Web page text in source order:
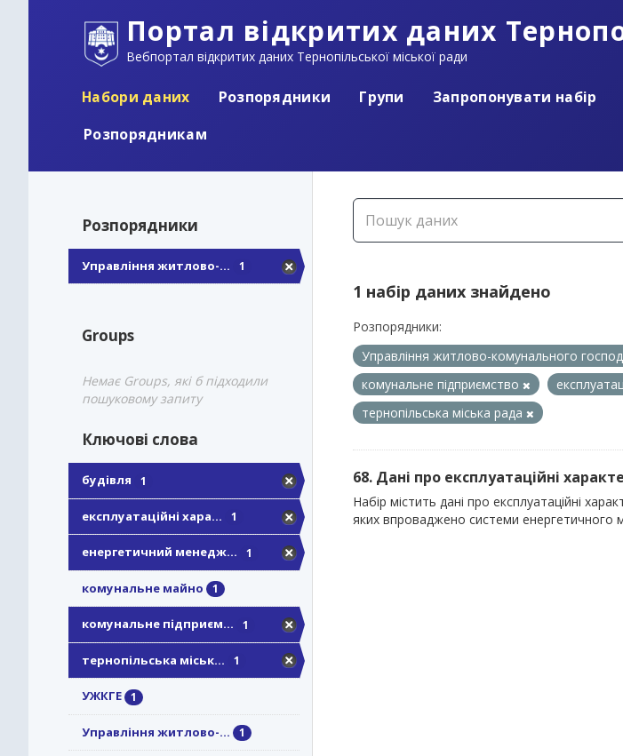
Портал відкритих даних
Вебпортал відкритих даних Тернопільської міської ради
Набори даних Розпорядники Групи Запропонувати набір
Розпорядникам
Розпорядники
Управління житлово-... 1
Groups
Немає Groups, які б підходили
пошуковому запиту
Ключові слова
будівля 1
експлуатаційні хара... 1
енергетичний менедж... 1
комунальне майно 1
комунальне підприєм... 1
тернопільська міськ... 1
УЖКГЕ 1
Управління житлово-... 1
1 набір даних знайдено
Розпорядники:
Управління житлово-комунального
комунальне підприємство
тернопільська міська рада
68. Дані про експлуатаційні
Набір містить дані про експлуатаційні
яких впроваджено системи енергетичного